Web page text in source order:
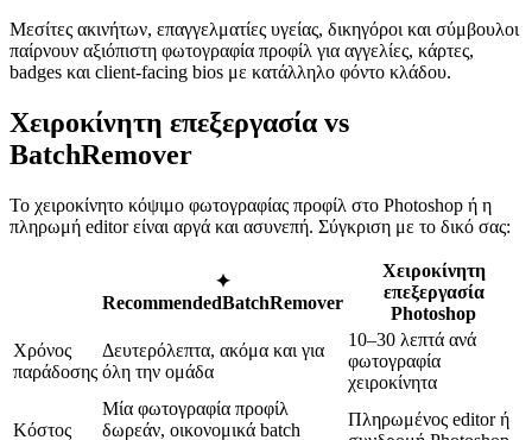
Μεσίτες ακινήτων, επαγγελματίες υγείας, δικηγόροι και σύμβουλοι
παίρνουν αξιόπιστη φωτογραφία προφίλ για αγγελίες, κάρτες,
badges και client-facing bios με κατάλληλο φόντο κλάδου.
Χειροκίνητη επεξεργασία vs
BatchRemover
Το χειροκίνητο κόψιμο φωτογραφίας προφίλ στο Photoshop ή η
πληρωμή editor είναι αργά και ασυνεπή. Σύγκριση με το δικό σας:
✦
RecommendedBatchRemover
Χειροκίνητη
επεξεργασία
Photoshop
Χρόνος
παράδοσης
Δευτερόλεπτα, ακόμα και για
όλη την ομάδα
10–30 λεπτά ανά
φωτογραφία
χειροκίνητα
Κόστος
Μία φωτογραφία προφίλ
δωρεάν, οικονομικά batch
Πληρωμένος editor ή